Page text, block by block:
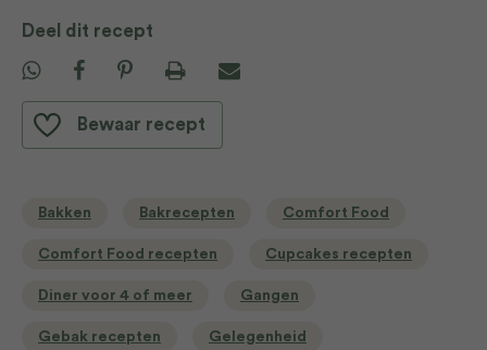
Deel dit recept
Bewaar recept
Bakken Bakrecepten Comfort Food
Comfort Food recepten Cupcakes recepten
Diner voor 4 of meer Gangen
Gebak recepten Gelegenheid